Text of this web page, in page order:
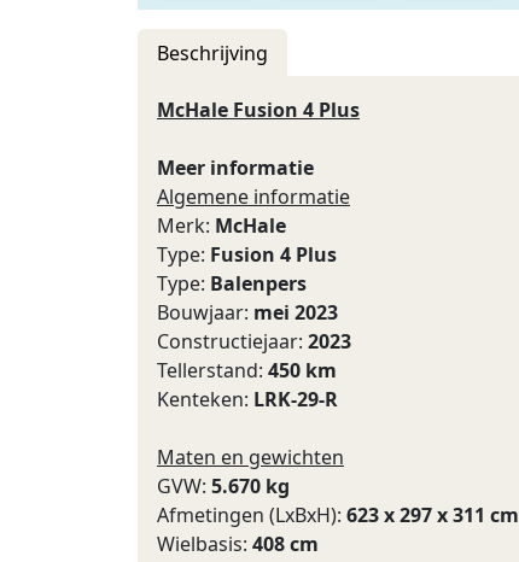
Beschrijving
McHale Fusion 4 Plus
Meer informatie
Algemene informatie
Merk: McHale
Type: Fusion 4 Plus
Type: Balenpers
Bouwjaar: mei 2023
Constructiejaar: 2023
Tellerstand: 450 km
Kenteken: LRK-29-R
Maten en gewichten
GVW: 5.670 kg
Afmetingen (LxBxH): 623 x 297 x 311 cm
Wielbasis: 408 cm